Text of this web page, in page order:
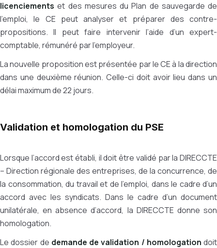
licenciements et des mesures du Plan de sauvegarde de
l’emploi, le CE peut analyser et préparer des contre-
propositions. Il peut faire intervenir l’aide d’un expert-
comptable, rémunéré par l’employeur.
La nouvelle proposition est présentée par le CE à la direction
dans une deuxième réunion. Celle-ci doit avoir lieu dans un
délai maximum de 22 jours.
Validation et homologation du PSE
Lorsque l’accord est établi, il doit être validé par la DIRECCTE
– Direction régionale des entreprises, de la concurrence, de
la consommation, du travail et de l’emploi, dans le cadre d’un
accord avec les syndicats. Dans le cadre d’un document
unilatérale, en absence d’accord, la DIRECCTE donne son
homologation.
Le dossier de demande de validation / homologation doit